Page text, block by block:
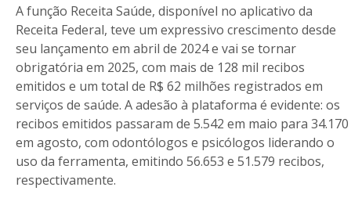
A função Receita Saúde, disponível no aplicativo da
Receita Federal, teve um expressivo crescimento desde
seu lançamento em abril de 2024 e vai se tornar
obrigatória em 2025, com mais de 128 mil recibos
emitidos e um total de R$ 62 milhões registrados em
serviços de saúde. A adesão à plataforma é evidente: os
recibos emitidos passaram de 5.542 em maio para 34.170
em agosto, com odontólogos e psicólogos liderando o
uso da ferramenta, emitindo 56.653 e 51.579 recibos,
respectivamente.